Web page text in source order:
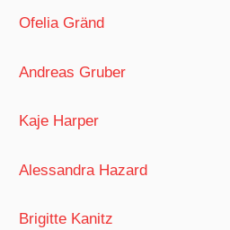
Ofelia Gränd
Andreas Gruber
Kaje Harper
Alessandra Hazard
Brigitte Kanitz